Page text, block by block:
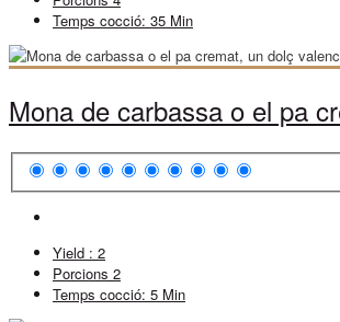
Temps cocció: 35 Min
Mona de carbassa o el pa
Yield : 2
Porcions 2
Temps cocció: 5 Min